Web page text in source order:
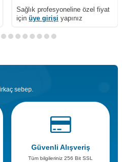
Sağlık profesyoneline özel fiyat
için üye girişi yapınız
sebep.
Güvenli Alışveriş
Tüm bilgileriniz 256 Bit SSL